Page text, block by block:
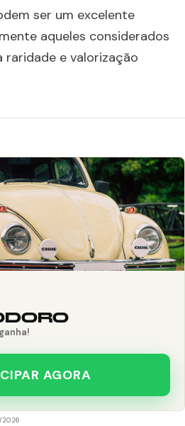
ser um excelente
aqueles considerados
raridade e valorização
AGORA
2026